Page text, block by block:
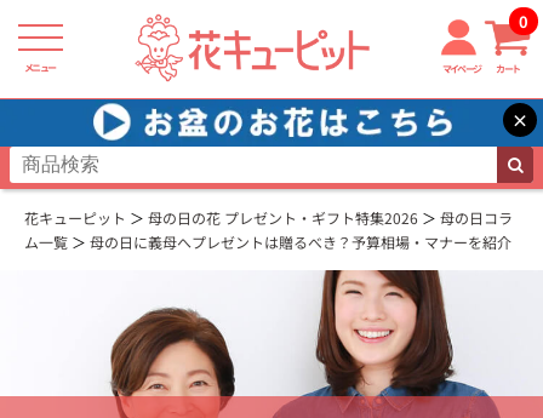
メニュー マイページ カート
0
×
花キューピット 母の日の花 プレゼント・ギフト特集2026
母の日コラ
ム一覧
母の日に義母へプレゼントは贈るべき？予算相場・マナーを紹介